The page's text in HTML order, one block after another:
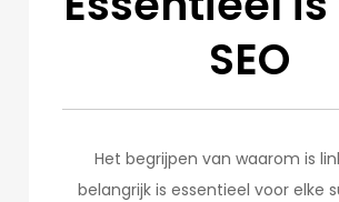
SEO
Het begrijpen van waarom is
belangrijk is essentieel voor elke